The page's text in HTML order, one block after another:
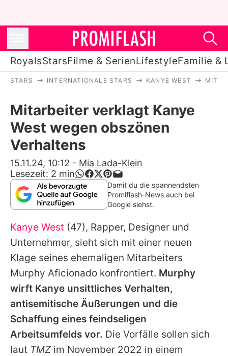
RoyalsStarsFilme & SerienLifestyleFamilie &
Stars
Filme & Serien
Lifestyle
Familie & Liebe
Promiflash Exklusiv
Alle Themen auf Promiflash
Jobs
App runterladen
Team
Redaktionelle Richtlinien
Impressum
STARS INTERNATIONALE STARS KANYE WEST
Mitarbeiter verklagt Kanye
West wegen obszönen
Verhaltens
15.11.24, 10:12 - Mia Lada-Klein
Lesezeit: 2 min
Damit du die spannendsten
Promiflash-News auch bei
Google siehst.
Kanye West (47), Rapper, Designer und
Unternehmer, sieht sich mit einer neuen
Klage seines ehemaligen Mitarbeiters
Murphy Aficionado konfrontiert. Murphy
wirft Kanye unsittliches Verhalten,
antisemitische Äußerungen und die
Schaffung eines feindseligen
Arbeitsumfelds vor. Die Vorfälle sollen sich
laut TMZ im November 2022 in einem